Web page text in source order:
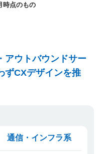
時点のもの
アウトバウンドサー
ずCXデザインを推
通信・インフラ系